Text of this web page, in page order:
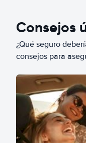
Consejos
¿Qué seguro
consejos para